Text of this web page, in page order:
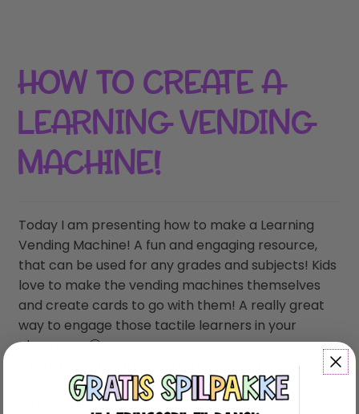
HOW TO CREATE A
LEARNING VENDING
MACHINE!
Today I am presenting how to make a Learning
Vending Machine! A fun and engaging resource,
that can be used for any grades and subjects! Kids
love to make the vending machines themselves
and create cards to go with them! A really great
way to engage those tactile learners in your
classroom 🙂
I have used this resource with my ESL learners,
Math and Language in Y1 – Y6 and it`s always a hit!
Student created vending cards are laminated and